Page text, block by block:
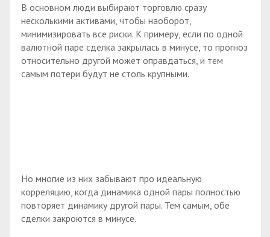
В основном люди выбирают торговлю сразу
несколькими активами, чтобы наоборот,
минимизировать все риски. К примеру, если по одной
валютной паре сделка закрылась в минусе, то прогноз
относительно другой может оправдаться, и тем
самым потери будут не столь крупными.
Но многие из них забывают про идеальную
корреляцию, когда динамика одной пары полностью
повторяет динамику другой пары. Тем самым, обе
сделки закроются в минусе.